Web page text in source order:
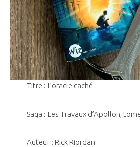
Titre : L’oracle caché
Saga : Les Travaux d’Apollon,
Auteur : Rick Riordan